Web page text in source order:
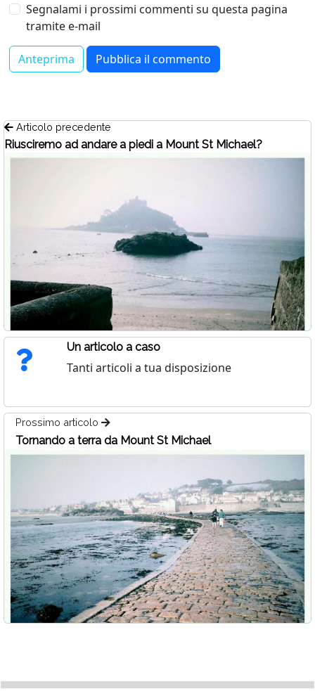
Segnalami i prossimi commenti su questa pagina
tramite e-mail
Articolo precedente
Riusciremo ad andare a piedi a Mount St Michael?
Un articolo a caso
Tanti articoli a tua disposizione
Prossimo articolo
Tornando a terra da Mount St Michael